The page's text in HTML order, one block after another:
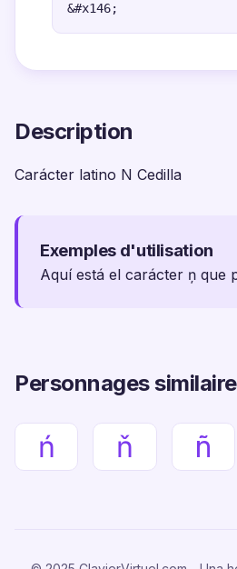
&#x146;
Description
Carácter latino N Cedilla
Exemples d'utilisation
Aquí está el carácter ņ que
Personnages
ń ň ñ